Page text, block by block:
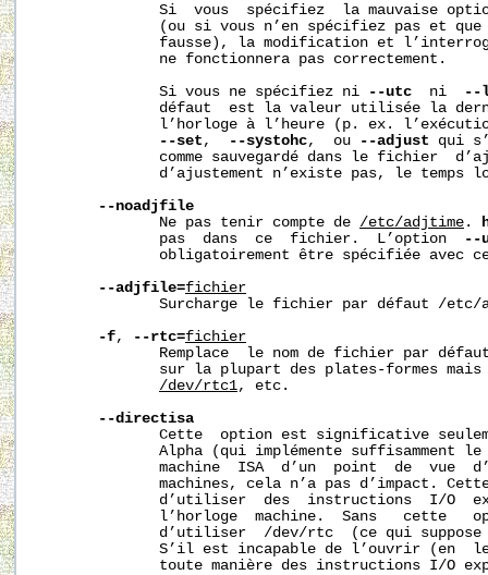
Si  vous  spécifiez  la mauvaise
(ou si vous n’en spécifiez pas et
fausse), la modification et
              ne fonctionnera pas correctement.
              Si vous ne spécifiez ni
--utc
  ni
--
défaut  est la valeur utilisée la
l’horloge à l’heure (p. ex.
--set , --systohc,  ou --adjust qui
comme sauvegardé dans le fichier
d’ajustement n’existe pas, le temps
--noadjfile
              Ne pas tenir compte de
/etc/adjtime .
              pas  dans  ce  fichier.  L’option
--
obligatoirement être spécifiée avec
--adjfile=fichier
Surcharge le fichier par défaut /etc/
-f, --rtc=fichier
Remplace  le nom de fichier par
sur la plupart des plates-formes
/dev/rtc1, etc.
--directisa
Cette  option est significative
Alpha (qui implémente suffisamment
machine  ISA  d’un  point  de  vue
machines, cela n’a pas d’impact.
d’utiliser  des  instructions  I/O
l’horloge  machine.  Sans   cette
d’utiliser  /dev/rtc  (ce qui
S’il est incapable de l’ouvrir (en
toute manière des instructions I/O